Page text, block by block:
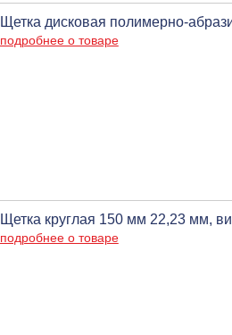
Щетка дисковая полимерно-
подробнее о товаре
Щетка круглая 150 мм 22,23 мм,
подробнее о товаре